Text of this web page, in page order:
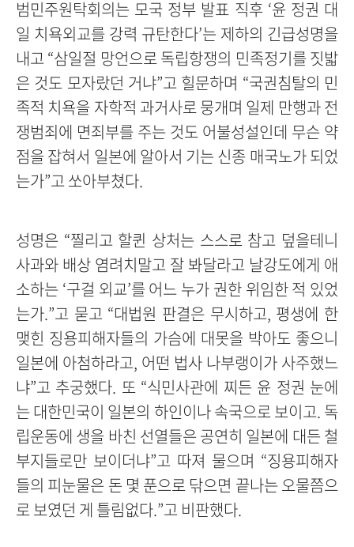
범민주원탁회의는 모국 정부 발표 직후 ‘윤 정권 대
일 치욕외교를 강력 규탄한다’는 제하의 긴급성명을
내고 “삼일절 망언으로 독립항쟁의 민족정기를 짓밟
은 것도 모자랐던 거냐”고 힐문하며 “국권침탈의 민
족적 치욕을 자학적 과거사로 뭉개며 일제 만행과 전
쟁범죄에 면죄부를 주는 것도 어불성설인데 무슨 약
점을 잡혀서 일본에 알아서 기는 신종 매국노가 되었
는가”고 쏘아부쳤다.
성명은 “찔리고 할퀸 상처는 스스로 참고 덮을테니
사과와 배상 염려치말고 잘 봐달라고 날강도에게 애
소하는 ‘구걸 외교’를 어느 누가 권한 위임한 적 있었
는가.”고 묻고 “대법원 판결은 무시하고, 평생에 한
맺힌 징용피해자들의 가슴에 대못을 박아도 좋으니
일본에 아첨하라고, 어떤 법사 나부랭이가 사주했느
냐”고 추궁했다. 또 “식민사관에 찌든 윤 정권 눈에
는 대한민국이 일본의 하인이나 속국으로 보이고. 독
립운동에 생을 바친 선열들은 공연히 일본에 대든 철
부지들로만 보이더냐”고 따져 물으며 “징용피해자
들의 피눈물은 돈 몇 푼으로 닦으면 끝나는 오물쯤으
로 보였던 게 틀림없다.”고 비판했다.